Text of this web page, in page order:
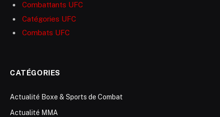
Combattants UFC
Catégories UFC
Combats UFC
CATÉGORIES
Actualité Boxe & Sports de Combat
Actualité MMA